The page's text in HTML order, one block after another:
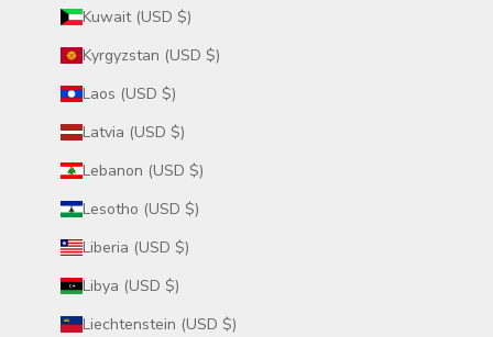
Kuwait (USD $)
Kyrgyzstan (USD $)
Laos (USD $)
Latvia (USD $)
Lebanon (USD $)
Lesotho (USD $)
Liberia (USD $)
Libya (USD $)
Liechtenstein (USD $)